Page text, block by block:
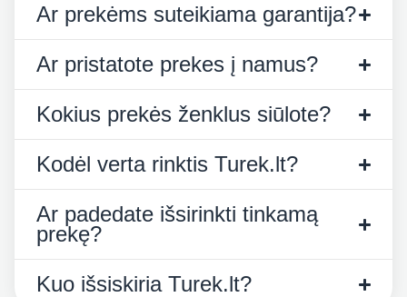
Ar prekėms suteikiama garantija?
Ar pristatote prekes į namus?
Kokius prekės ženklus siūlote?
Kodėl verta rinktis Turek.lt?
Ar padedate išsirinkti tinkamą
prekę?
Kuo išsiskiria Turek.lt?